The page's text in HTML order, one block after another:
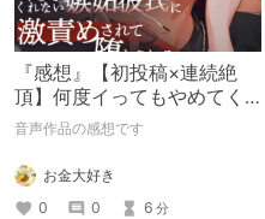
『感想』【初投稿×連続絶
頂】何度イってもやめてく
れない嫉妬彼氏に激責めさ
音声作品の感想です
お金大好き
0
0 6 分